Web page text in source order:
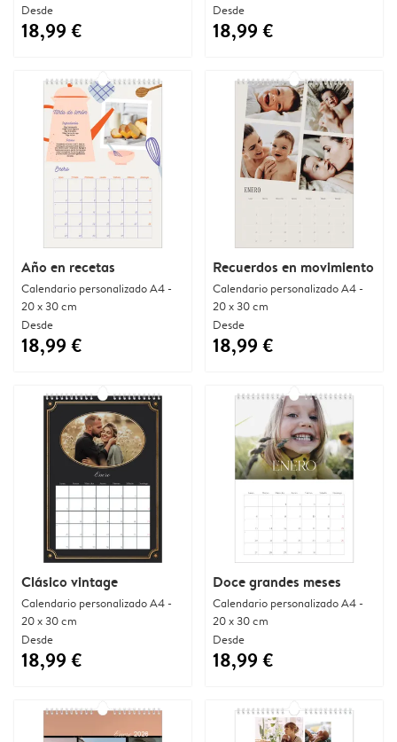
Desde
18,99 €
Desde
18,99 €
Año en recetas
Calendario personalizado A4 -
20 x 30 cm
Desde
18,99 €
Recuerdos en movimiento
Calendario personalizado A4 -
20 x 30 cm
Desde
18,99 €
Clásico vintage
Calendario personalizado A4 -
20 x 30 cm
Desde
18,99 €
Doce grandes meses
Calendario personalizado A4 -
20 x 30 cm
Desde
18,99 €